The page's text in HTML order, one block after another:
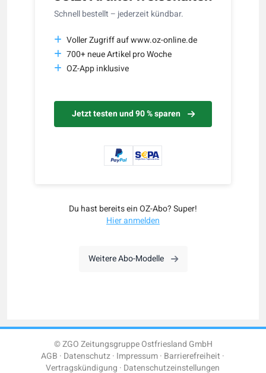
Schnell bestellt – jederzeit kündbar.
Voller Zugriff auf www.oz-online.de
700+ neue Artikel pro Woche
OZ-App inklusive
Jetzt testen und 90 % sparen
Du hast bereits ein OZ-Abo? Super!
Hier anmelden
Weitere Abo-Modelle
© ZGO Zeitungsgruppe Ostfriesland GmbH
AGB Datenschutz Impressum Barrierefreiheit
Vertragskündigung Datenschutzeinstellungen